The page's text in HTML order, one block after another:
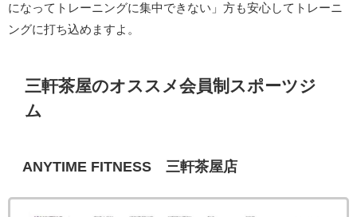
になってトレーニングに集中できない」方も安心してトレーニ
ングに打ち込めますよ。
三軒茶屋のオススメ会員制スポーツジ
ム
ANYTIME FITNESS 三軒茶屋店